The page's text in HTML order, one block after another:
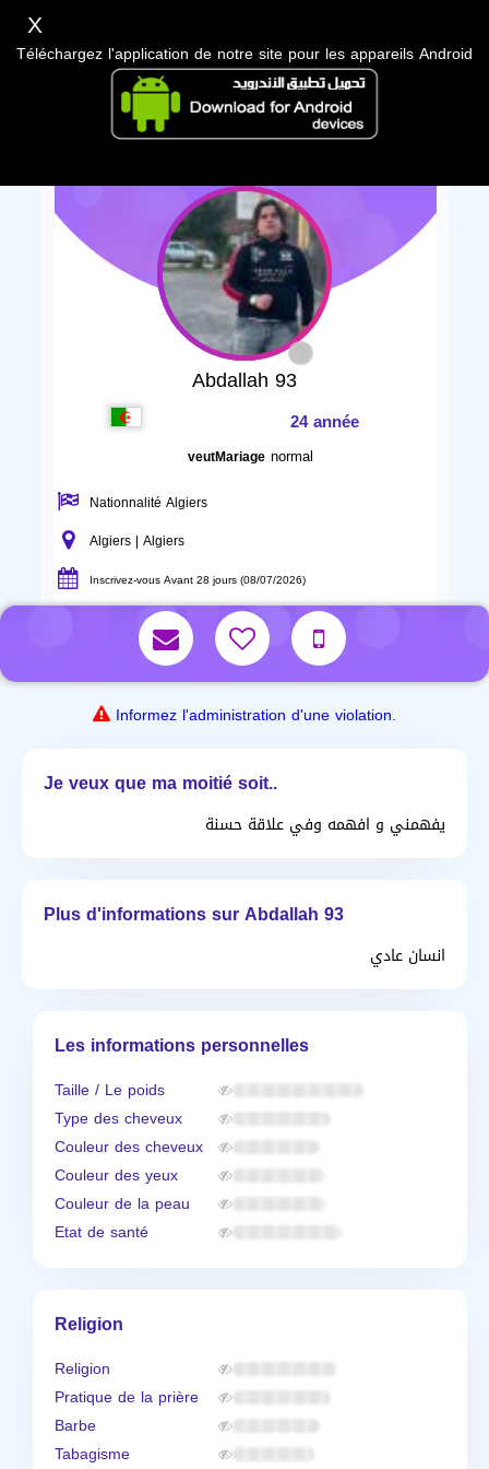
Abdallah 93
24 année
veutMariage normal
Nationnalité Algiers
Algiers | Algiers
Inscrivez-vous Avant 28 jours (08/07/2026)
Informez l'administration d'une violation.
Je veux que ma moitié soit..
يفهمني و افهمه وفي علاقة حسنة
Plus d'informations sur Abdallah 93
انسان عادي
Les informations personnelles
Taille / Le poids
Type des cheveux
Couleur des cheveux
Couleur des yeux
Couleur de la peau
Etat de santé
Religion
Religion
Pratique de la prière
Barbe
Tabagisme
X
Téléchargez l'application de notre site pour les appareils Android